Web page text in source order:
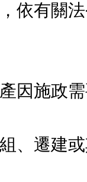
依有關
施政需
、遷建